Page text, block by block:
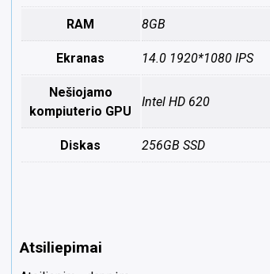
RAM 8GB
Ekranas 14.0 1920*1080 IPS
Nešiojamo
kompiuterio GPU
Intel HD 620
Diskas 256GB SSD
Atsiliepimai